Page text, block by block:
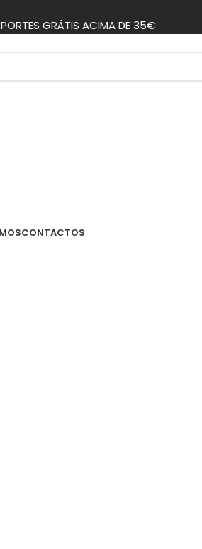
PORTES GRÁTIS ACIMA DE 35€
CONTACTOS